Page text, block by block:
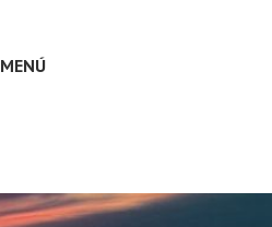
MENÚ